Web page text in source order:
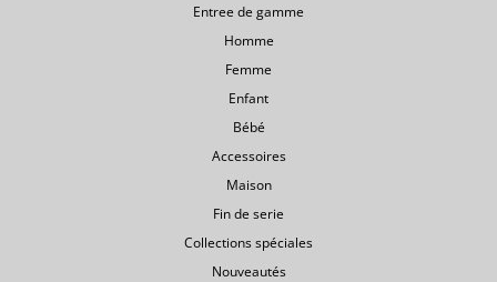
Entree de gamme
Homme
Femme
Enfant
Bébé
Accessoires
Maison
Fin de serie
Collections spéciales
Nouveautés